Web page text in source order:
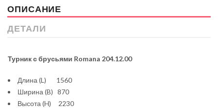
ОПИСАНИЕ
ДЕТАЛИ
Турник с брусьями Romana 204.12.00
Длина (L) 1560
Ширина (B) 870
Высота (H) 2230